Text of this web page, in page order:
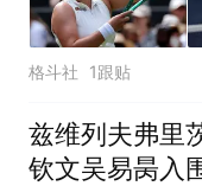
格斗社 1跟贴
兹维列夫弗里
钦文吴易昺入